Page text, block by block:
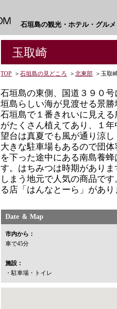
石垣島の観光・ホテル・グル
玉取崎
TOP ＞石垣島の見どころ ＞北東部 ＞ 玉取
石垣島の東側、国道３９０
垣島らしい海が見渡せる景
石垣島で１番きれいに見え
がたくさん植えてあり、１
望台は真夏でも風が通り涼
大きな駐車場もあるので団
を下った途中にある南島養
す。はちみつは時期があり
しまう地元で人気の商品で
る店「はんなとーら」があ
Date ＆ Map
市内から：
車で45分
施設：
・駐車場・トイレ